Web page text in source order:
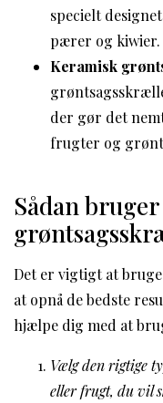
specielt
pærer og kiwier.
Keramisk
der gør det
frugter og
Sådan
Det er vigtigt at
at opnå de bedste
hjælpe dig med at
Vælg den rigtige
eller frugt, du vil